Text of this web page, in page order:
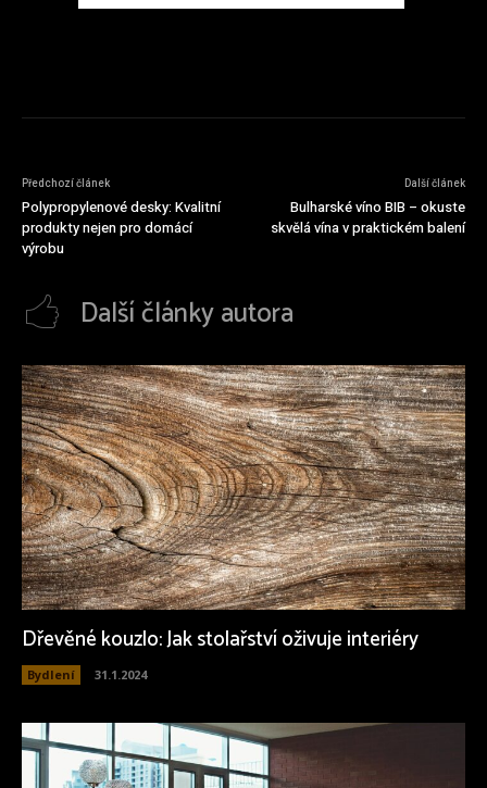
Předchozí článek
Polypropylenové desky: Kvalitní
produkty nejen pro domácí
výrobu
Další článek
Bulharské víno BIB – okuste
skvělá vína v praktickém balení
Další články autora
Dřevěné kouzlo: Jak stolařství oživuje interiéry
Bydlení 31.1.2024